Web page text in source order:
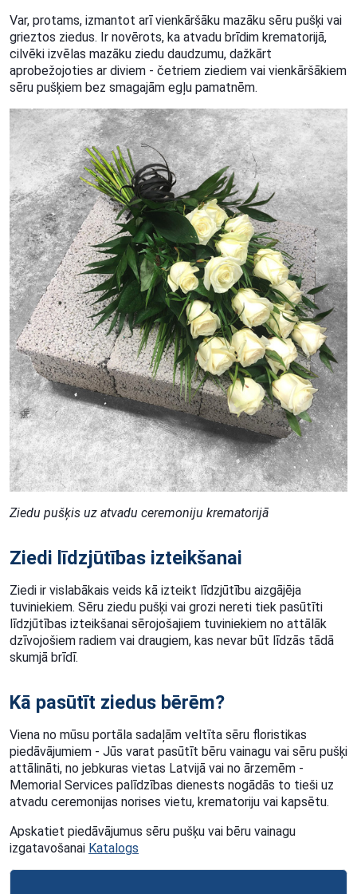
Var, protams, izmantot arī vienkāršāku mazāku sēru pušķi vai
grieztos ziedus. Ir novērots, ka atvadu brīdim krematorijā,
cilvēki izvēlas mazāku ziedu daudzumu, dažkārt
aprobežojoties ar diviem - četriem ziediem vai vienkāršākiem
sēru pušķiem bez smagajām egļu pamatnēm.
Ziedu pušķis uz atvadu ceremoniju krematorijā
Ziedi līdzjūtības izteikšanai
Ziedi ir vislabākais veids kā izteikt līdzjūtību aizgājēja
tuviniekiem. Sēru ziedu pušķi vai grozi nereti tiek pasūtīti
līdzjūtības izteikšanai sērojošajiem tuviniekiem no attālāk
dzīvojošiem radiem vai draugiem, kas nevar būt līdzās tādā
skumjā brīdī.
Kā pasūtīt ziedus bērēm?
Viena no mūsu portāla sadaļām veltīta sēru floristikas
piedāvājumiem - Jūs varat pasūtīt bēru vainagu vai sēru pušķi
attālināti, no jebkuras vietas Latvijā vai no ārzemēm -
Memorial Services palīdzības dienests nogādās to tieši uz
atvadu ceremonijas norises vietu, krematoriju vai kapsētu.
Apskatiet piedāvājumus sēru pušķu vai bēru vainagu
izgatavošanai Katalogs